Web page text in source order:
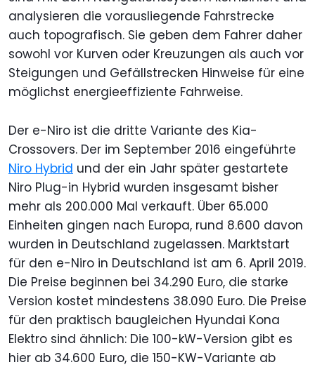
analysieren die vorausliegende Fahrstrecke
auch topografisch. Sie geben dem Fahrer daher
sowohl vor Kurven oder Kreuzungen als auch vor
Steigungen und Gefällstrecken Hinweise für eine
möglichst energieeffiziente Fahrweise.
Der e-Niro ist die dritte Variante des Kia-
Crossovers. Der im September 2016 eingeführte
Niro Hybrid und der ein Jahr später gestartete
Niro Plug-in Hybrid wurden insgesamt bisher
mehr als 200.000 Mal verkauft. Über 65.000
Einheiten gingen nach Europa, rund 8.600 davon
wurden in Deutschland zugelassen. Marktstart
für den e-Niro in Deutschland ist am 6. April 2019.
Die Preise beginnen bei 34.290 Euro, die starke
Version kostet mindestens 38.090 Euro. Die Preise
für den praktisch baugleichen Hyundai Kona
Elektro sind ähnlich: Die 100-kW-Version gibt es
hier ab 34.600 Euro, die 150-KW-Variante ab